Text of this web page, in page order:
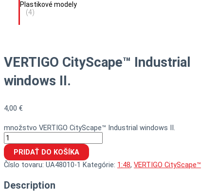
Plastikové modely
(4)
VERTIGO CityScape™ Industrial
windows II.
4,00 €
množstvo VERTIGO CityScape™ Industrial windows II.
PRIDAŤ DO KOŠÍKA
Číslo tovaru: UA48010-1 Kategórie: 1:48, VERTIGO CityScape™
Description